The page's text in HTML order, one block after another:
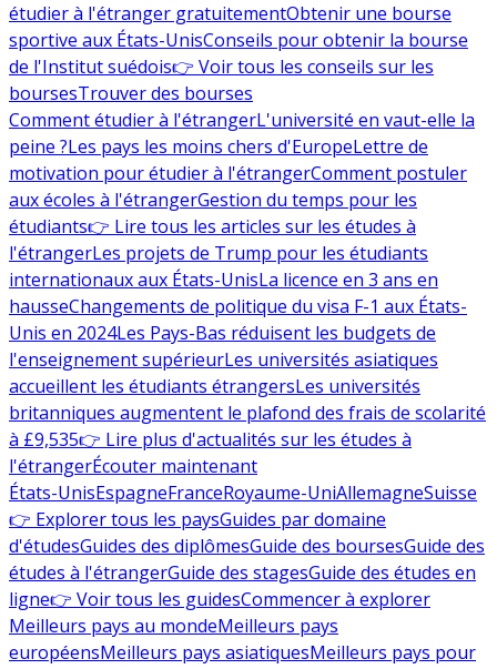
étudier à l'étranger gratuitementObtenir une bourse
sportive aux États-UnisConseils pour obtenir la bourse
de l'Institut suédois👉 Voir tous les conseils sur les
boursesTrouver des bourses
Comment étudier à l'étrangerL'université en vaut-elle la
peine ?Les pays les moins chers d'EuropeLettre de
motivation pour étudier à l'étrangerComment postuler
aux écoles à l'étrangerGestion du temps pour les
étudiants👉 Lire tous les articles sur les études à
l'étrangerLes projets de Trump pour les étudiants
internationaux aux États-UnisLa licence en 3 ans en
hausseChangements de politique du visa F-1 aux États-
Unis en 2024Les Pays-Bas réduisent les budgets de
l'enseignement supérieurLes universités asiatiques
accueillent les étudiants étrangersLes universités
britanniques augmentent le plafond des frais de scolarité
à £9,535👉 Lire plus d'actualités sur les études à
l'étrangerÉcouter maintenant
États-UnisEspagneFranceRoyaume-UniAllemagneSuisse
👉 Explorer tous les paysGuides par domaine
d'étudesGuides des diplômesGuide des boursesGuide des
études à l'étrangerGuide des stagesGuide des études en
ligne👉 Voir tous les guidesCommencer à explorer
Meilleurs pays au mondeMeilleurs pays
européensMeilleurs pays asiatiquesMeilleurs pays pour